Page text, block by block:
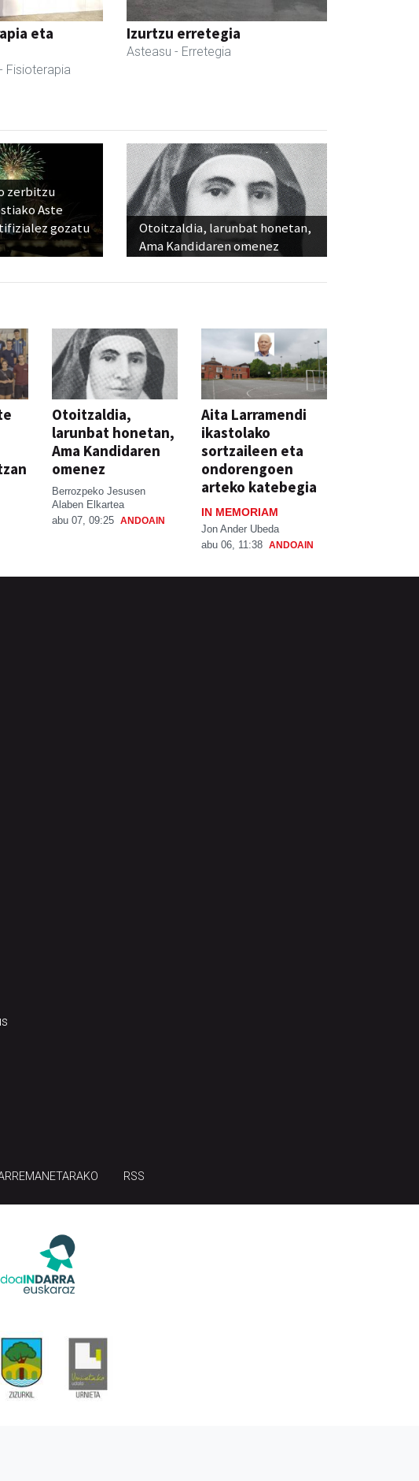
eta
- Fisioterapia
Izurtzu erretegia
Asteasu - Erretegia
zerbitzu
Aste
gozatu
Otoitzaldia, larunbat honetan,
Ama Kandidaren omenez
Otoitzaldia,
larunbat honetan,
Ama Kandidaren
omenez
Berrozpeko Jesusen
Alaben Elkartea
abu 07, 09:25 ANDOAIN
Aita Larramendi
ikastolako
sortzaileen eta
ondorengoen
arteko katebegia
IN MEMORIAM
Jon Ander Ubeda
abu 06, 11:38 ANDOAIN
RSS